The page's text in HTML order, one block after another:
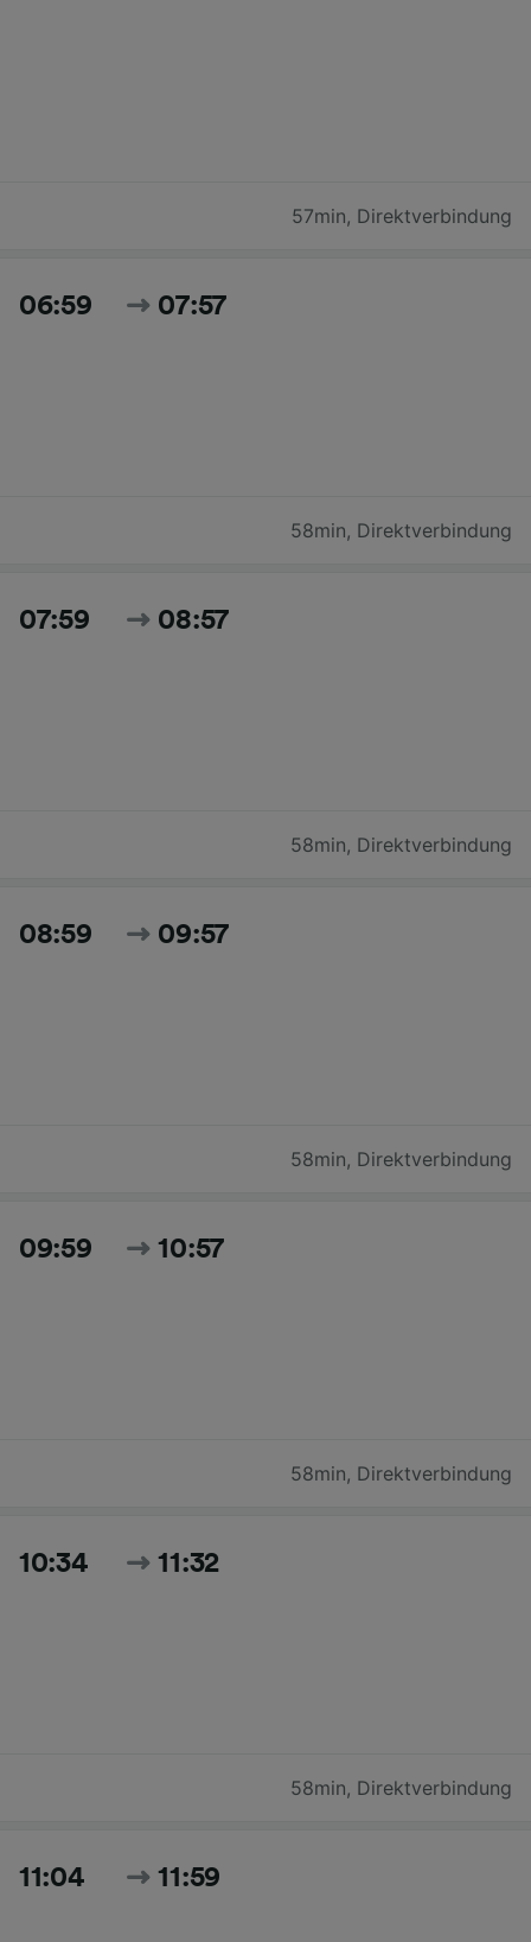
57min, Direktverbindung
06:59 07:57
58min, Direktverbindung
07:59 08:57
58min, Direktverbindung
08:59 09:57
58min, Direktverbindung
09:59 10:57
58min, Direktverbindung
10:34 11:32
58min, Direktverbindung
11:04 11:59